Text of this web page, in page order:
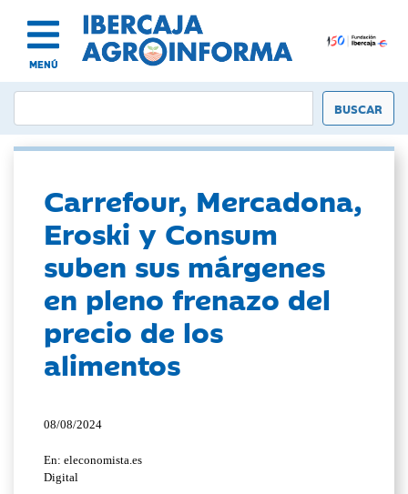
MENÚ
Carrefour, Mercadona,
Eroski y Consum
suben sus márgenes
en pleno frenazo del
precio de los
alimentos
08/08/2024
En: eleconomista.es
Digital